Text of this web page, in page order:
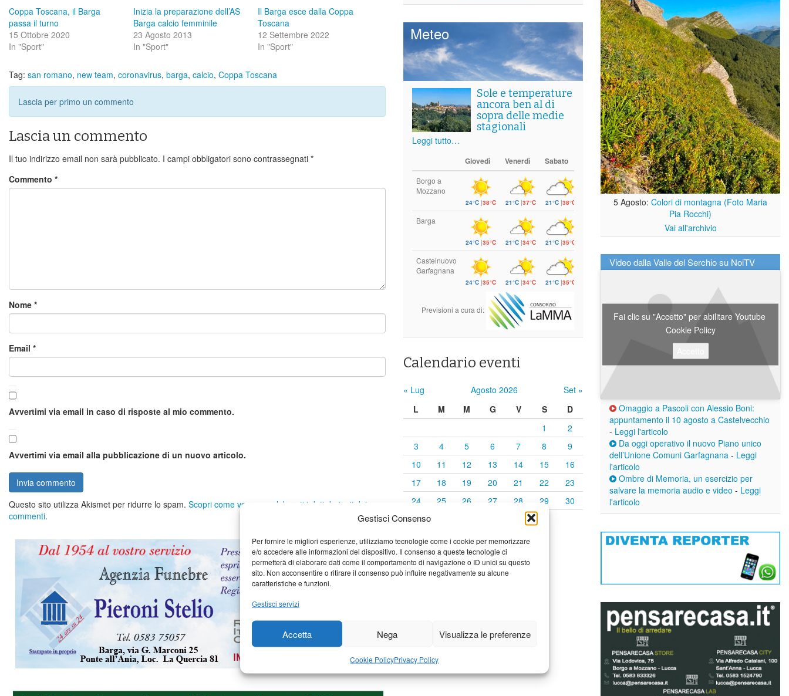
Gestisci Consenso
Per fornire le migliori esperienze, utilizziamo tecnologie come i cookie per memorizzare
e/o accedere alle informazioni del dispositivo. Il consenso a queste tecnologie ci
permetterà di elaborare dati come il comportamento di navigazione o ID unici su questo
sito. Non acconsentire o ritirare il consenso può influire negativamente su alcune
caratteristiche e funzioni.
Gestisci servizi
Accetta Nega Visualizza le preferenze
Cookie PolicyPrivacy Policy
Coppa Toscana, il Barga
passa il turno
15 Ottobre 2020
In "Sport"
Inizia la preparazione dell’AS
Barga calcio femminile
23 Agosto 2013
In "Sport"
Il Barga esce dalla Coppa
Toscana
12 Settembre 2022
In "Sport"
Tag: san romano, new team, coronavirus, barga, calcio, Coppa Toscana
Lascia per primo un commento
Lascia un commento
Il tuo indirizzo email non sarà pubblicato. I campi obbligatori sono contrassegnati *
Commento *
Nome *
Email *
Avvertimi via email in caso di risposte al mio commento.
Avvertimi via email alla pubblicazione di un nuovo articolo.
Questo sito utilizza Akismet per ridurre lo spam. Scopri come vengono elaborati i dati derivati dai
commenti.
Meteo
Sole e temperature
ancora ben al di
sopra delle medie
stagionali
Leggi tutto…
Giovedì Venerdì Sabato
Borgo a
Mozzano
24°C |38°C 21°C |37°C 21°C |38°C
Barga
24°C |35°C 21°C |34°C 21°C |35°C
Castelnuovo
Garfagnana
24°C |35°C 21°C |34°C 21°C |35°C
Previsioni a cura di:
Calendario eventi
« Lug Agosto 2026
Set »
L
M M G V S
D
1
2
3
4 5 6 7 8
9
10
11 12 13 14 15
16
17
18 19 20 21 22
23
24
25 26 27 28 29
30
31
5 Agosto: Colori di montagna (Foto Maria
Pia Rocchi)
Vai all'archivio
Video dalla Valle del Serchio su NoiTV
Fai clic su "Accetto" per abilitare Youtube
Cookie Policy
Omaggio a Pascoli con Alessio Boni:
appuntamento il 10 agosto a Castelvecchio
- Leggi l'articolo
Da oggi operativo il nuovo Piano unico
dell’Unione Comuni Garfagnana - Leggi
l'articolo
Ombre di Memoria, un esercizio per
salvare la memoria audio e video - Leggi
l'articolo